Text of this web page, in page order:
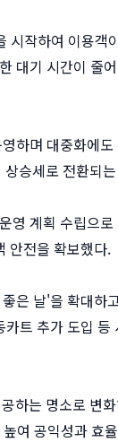
시작하여 이용객
대기 시간이 줄
하며 대중화에도
승세로 전환되
영 계획 수립으
안전을 확보했다.
은 날'을 확대하
트 추가 도입 등
하는 명소로 변
여 공익성과 효